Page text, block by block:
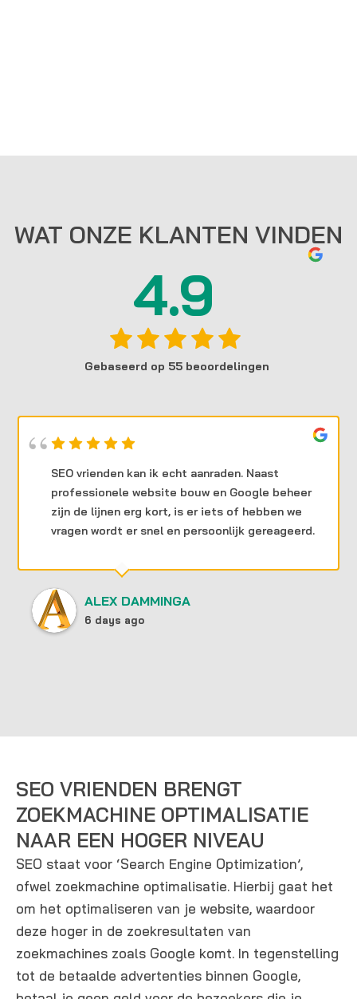
WAT ONZE KLANTEN VINDEN
4.9
Gebaseerd op 55 beoordelingen
SEO vrienden kan ik echt aanraden. Naast
professionele website bouw en Google beheer
zijn de lijnen erg kort, is er iets of hebben we
vragen wordt er snel en persoonlijk gereageerd.
ALEX DAMMINGA
6 days ago
SEO VRIENDEN BRENGT
ZOEKMACHINE OPTIMALISATIE
NAAR EEN HOGER NIVEAU
SEO staat voor ‘Search Engine Optimization’,
ofwel zoekmachine optimalisatie. Hierbij gaat het
om het optimaliseren van je website, waardoor
deze hoger in de zoekresultaten van
zoekmachines zoals Google komt. In tegenstelling
tot de betaalde advertenties binnen Google,